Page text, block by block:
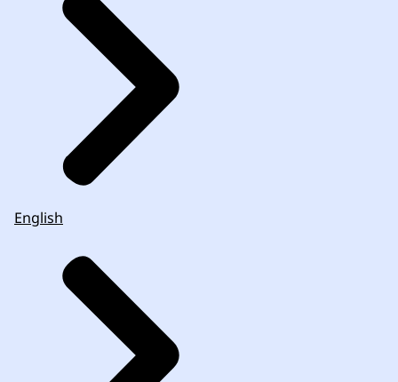
English